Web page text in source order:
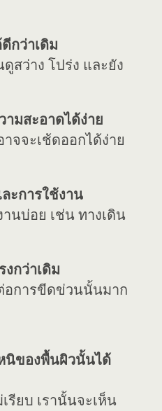
กว่าเดิม
สว่าง โปร่ง และยัง
ามสะอาดได้ง่าย
จจะเช้ดออกได้ง่าย
ะการใช้งาน
นบ่อย เช่น ทางเดิน
กว่าเดิม
การขีดข่วนนั้นมาก
นิของพื้นผิวนั้นได้
รียบ เรานั้นจะเห็น